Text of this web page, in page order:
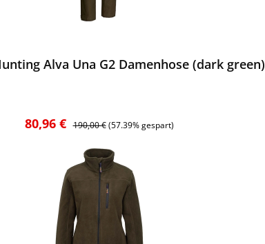
Alva Una G2 Damenhose (dark green)
Verkaufspreis:
80,96 € Regulärer Preis:
190,00 € (57.39% gespart)